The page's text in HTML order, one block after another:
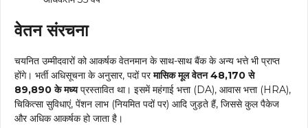
वेतन संरचना
चयनित उम्मीदवारों को आकर्षक वेतनमान के साथ-साथ बैंक के अन्य भत्ते भी प्राप्त
होंगे। भर्ती अधिसूचना के अनुसार, पदों परमासिक मूल वेतन ₹48,170 से
₹89,890 के मध्यप्रस्तावित था। इसमें महंगाई भत्ता (DA), आवास भत्ता (HRA),
चिकित्सा सुविधाएं, पेंशन लाभ (नियमित पदों पर) आदि जुड़ते हैं, जिससे कुल पैकेज
और अधिक आकर्षक हो जाता है।